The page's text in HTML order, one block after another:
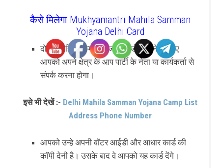
कैसे मिलेगा Mukhyamantri Mahila Samman
Yojana Delhi Card
दोस्तो, महिला सम्मान योजना कार्ड बनबाने के लिए
आपको अपने क्षेत्र के आप पार्टी के नेता या कार्यकर्ता से
संपर्क करना होगा।
इसे भी देखें :- Delhi Mahila Samman Yojana Camp List
Address Phone Number
आपको उन्हे अपनी वॉटर आईडी और आधार कार्ड की
कॉपी देनी है। उसके बाद वे आपको यह कार्ड देंगे।